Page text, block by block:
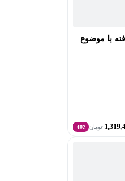
با موضوع
تومان 40٪